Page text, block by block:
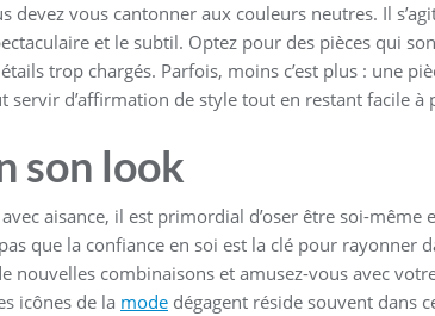
devez vous cantonner aux couleurs neutres. Il
et le subtil. Optez pour des pièces qui
trop chargés. Parfois, moins c’est plus : une
d’affirmation de style tout en restant facile à
son look
aisance, il est primordial d’oser être soi-même
que la confiance en soi est la clé pour rayonner
nouvelles combinaisons et amusez-vous avec
icônes de la mode dégagent réside souvent dans